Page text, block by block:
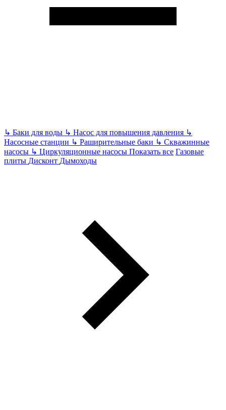
↳ Баки для воды ↳ Насос для повышения давления ↳
Насосные станции ↳ Раширительные баки ↳ Скважинные
насосы ↳ Циркуляционные насосы Показать все Газовые
плиты Дисконт Дымоходы